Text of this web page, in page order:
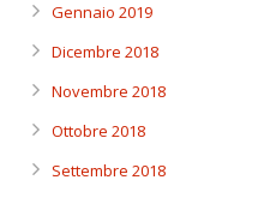
Gennaio 2019
Dicembre 2018
Novembre 2018
Ottobre 2018
Settembre 2018